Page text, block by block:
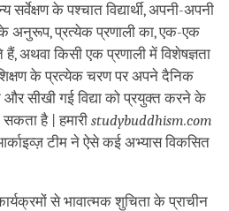
के पश्चात विद्यार्थी, अपनी-अपनी
के अनुरूप, प्रत्येक प्रणाली का, एक-एक
किसी एक प्रणाली में विशेषज्ञता
के प्रत्येक चरण पर अपने दैनिक
सीखी गई विद्या को प्रयुक्त करने के
है | हमारी studybuddhism.com
टीम ने ऐसे कई अभ्यास विकसित
से भावात्मक शुचिता के प्राचीन